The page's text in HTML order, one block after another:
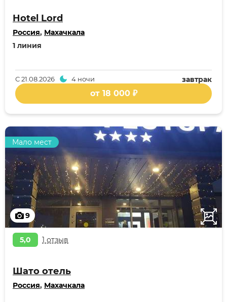
Hotel Lord
Россия, Махачкала
1 линия
завтрак
С21.08.2026 4 ночи
от 18 000 ₽
9
Мало мест
5,0 1 отзыв
Шато отель
Россия, Махачкала